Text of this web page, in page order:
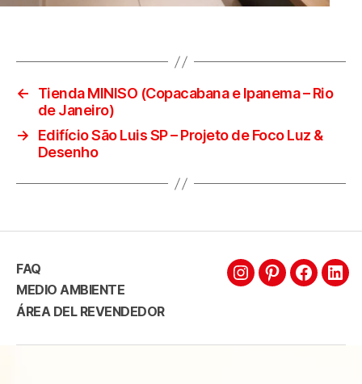
←
Tienda MINISO (Copacabana e Ipanema – Rio
de Janeiro)
→
Edifício São Luis SP – Projeto de Foco Luz &
Desenho
FAQ
MEDIO AMBIENTE
ÁREA DEL REVENDEDOR